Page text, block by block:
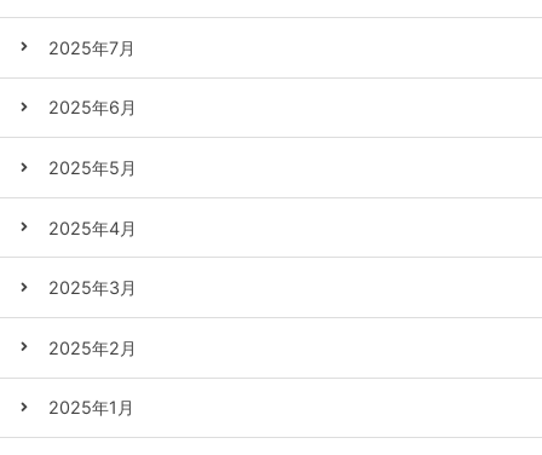
2025年7月
2025年6月
2025年5月
2025年4月
2025年3月
2025年2月
2025年1月